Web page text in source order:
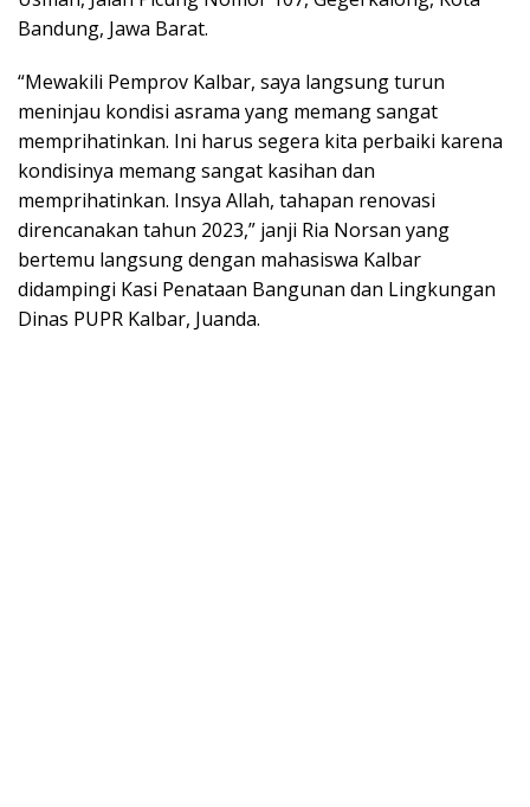
Bandung, Jawa Barat.
“Mewakili Pemprov Kalbar, saya langsung turun
meninjau kondisi asrama yang memang sangat
memprihatinkan. Ini harus segera kita perbaiki karena
kondisinya memang sangat kasihan dan
memprihatinkan. Insya Allah, tahapan renovasi
direncanakan tahun 2023,” janji Ria Norsan yang
bertemu langsung dengan mahasiswa Kalbar
didampingi Kasi Penataan Bangunan dan Lingkungan
Dinas PUPR Kalbar, Juanda.